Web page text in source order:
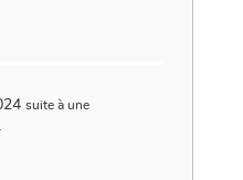
suite à une